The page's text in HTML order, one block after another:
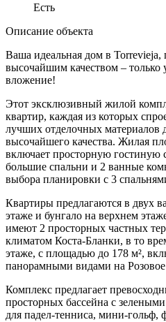
Есть
Описание объекта
Ваша идеальная дом в
высочайшим качеством – только
вложение!
Этот эксклюзивный жилой
квартир, каждая из которых
лучших отделочных материалов
высочайшего качества. Жилая
включает просторную гостиную
большие спальни и 2 ванные
выбора планировки с 3
Квартиры предлагаются в двух
этаже и бунгало на верхнем
имеют 2 просторных частных
климатом Коста-Бланки, в то
этаже, с площадью до 178 м²,
панорамными видами на
Комплекс предлагает
просторных бассейна с
для падел-тенниса, мини-гольф,